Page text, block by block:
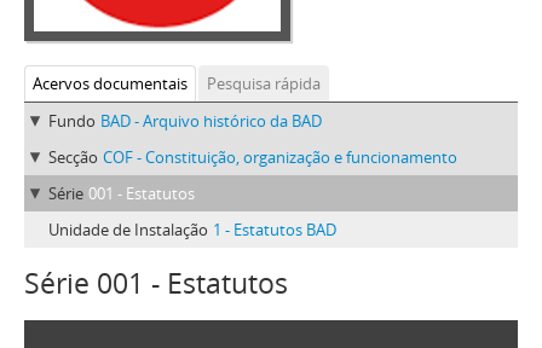
Acervos documentais
Pesquisa rápida
Fundo BAD - Arquivo histórico da BAD
Secção COF - Constituição, organização e funcionamento
Série 001 - Estatutos
Unidade de Instalação 1 - Estatutos BAD
Série 001 - Estatutos